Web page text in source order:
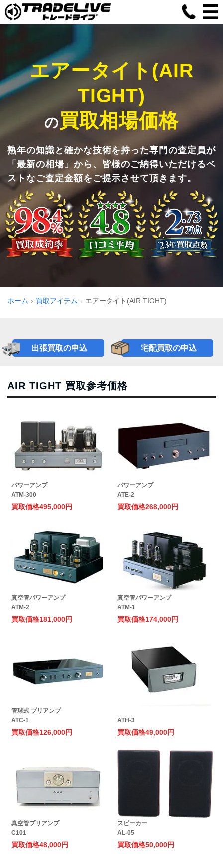
エアータイト(AIR
TIGHT)
の買取相場価格
熟年の知識と確かな技術を持った専門の査定員が
「最新の相場」から、皆様のご納得いただけるベ
ストなご査定金額をご提示させて頂きます。
ホーム 買取アイテム エアータイト(AIR TIGHT)
出張買取の申込 宅配買取の申込
AIR TIGHT 買取参考価格
パワーアンプ
ATM-300
買取価格495,000円
パワーアンプ
ATE-2
買取価格268,000円
真空管パワーアンプ
ATM-2
買取価格181,000円
真空管パワーアンプ
ATM-1
買取価格174,000円
管球式 プリアンプ
ATC-1
買取価格126,000円
ATH-3
買取価格49,000円
真空管プリアンプ
C101
買取価格48,000円
スピーカー
AL-05
買取価格50,000円